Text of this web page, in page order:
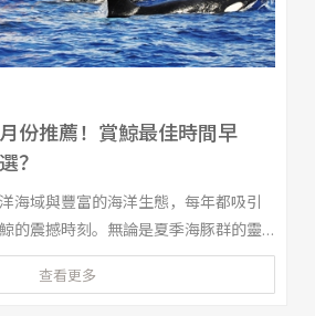
份推薦！賞鯨最佳時間早
？
海域與豐富的海洋生態，每年都吸引
的震撼時刻。無論是夏季海豚群的靈
的優雅身姿，都讓人難以忘懷。那
份與季節是什麼時候？參加賞鯨行程
查看更多